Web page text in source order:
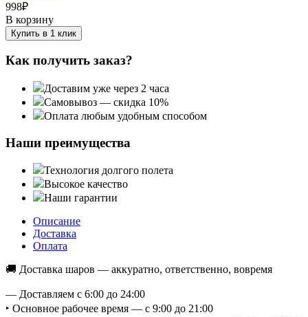
998₽
В корзину
Купить в 1 клик
Как получить заказ?
Доставим уже через 2 часа
Самовывоз — скидка 10%
Оплата любым удобным способом
Наши преимущества
Технология долгого полета
Высокое качество
Наши гарантии
Описание
Доставка
Оплата
🚚 Доставка шаров — аккуратно, ответственно, вовремя
— Доставляем с 6:00 до 24:00
‣ Основное рабочее время — с 9:00 до 21:00